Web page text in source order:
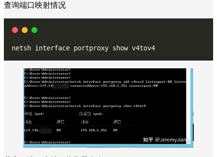
查询端口映射情况
netsh interface portproxy show v4tov4